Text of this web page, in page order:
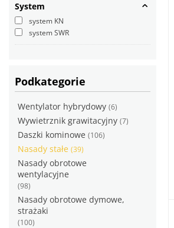
System
system KN
system SWR
Podkategorie
Wentylator hybrydowy (6)
Wywietrznik grawitacyjny (7)
Daszki kominowe (106)
Nasady stałe (39)
Nasady obrotowe
wentylacyjne
(98)
Nasady obrotowe dymowe,
strażaki
(100)